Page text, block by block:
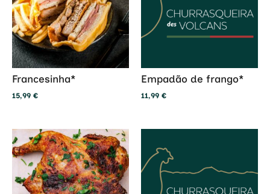
Francesinha*
15,99 €
Empadão de frango*
11,99 €